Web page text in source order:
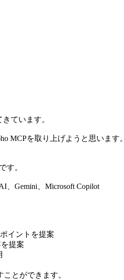
ています。
MCPを取り上げようと思います。
す。
、Gemini、Microsoft Copilot
イントを提案
提案
とができます。